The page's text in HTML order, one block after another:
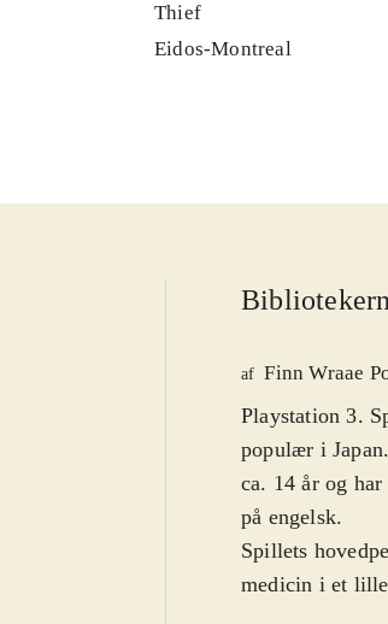
Thief
Eidos-Montreal
af Finn Wraae
Playstation 3.
populær i
ca. 14 år og
på engelsk.
Spillets
medicin i et lille